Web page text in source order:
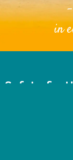
in
Safety first!